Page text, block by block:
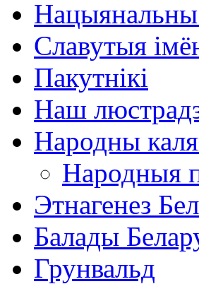
Славутыя
Пакутнікі
Наш
Народны
Народныя
Этнагенез
Балады
Грунвальд